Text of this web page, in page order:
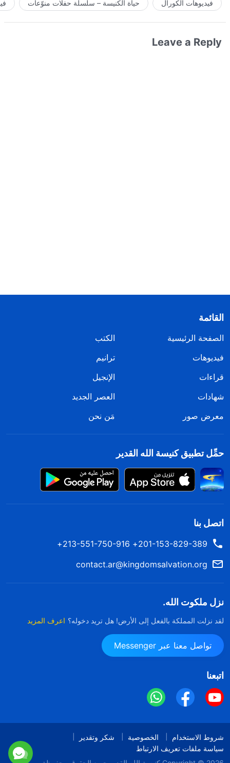
فيديوهات الكورال حياة الكنيسة – سلسلة حفلات منوّعات
Leave a Reply
القائمة
الصفحة الرئيسية
الكتب
فيديوهات
ترانيم
قراءات
الإنجيل
شهادات
العصر الجديد
معرض صور
مَن نحن
حمِّل تطبيق كنيسة الله القدير
اتصل بنا
201-153-829-389+ 213-551-750-916+
contact.ar@kingdomsalvation.org
نزل ملكوت الله.
لقد نزلت المملكة بالفعل إلى الأرض! هل تريد دخوله؟ اعرف المزيد
تواصل معنا عبر Messenger
اتبعنا
شروط الاستخدام الخصوصية
شكر وتقدير
سياسة ملفات تعريف الارتباط